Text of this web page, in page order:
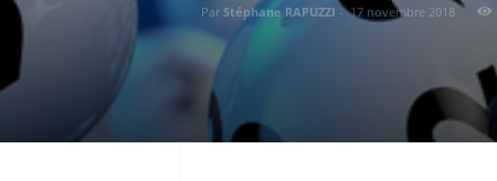
Par Stéphane RAPUZZI - 17 novembre 2018